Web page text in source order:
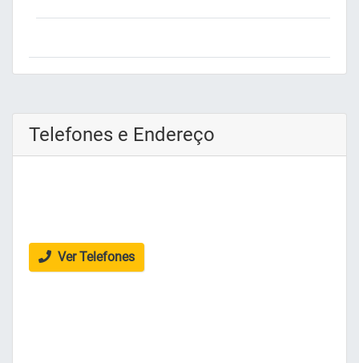
Telefones e Endereço
Ver Telefones